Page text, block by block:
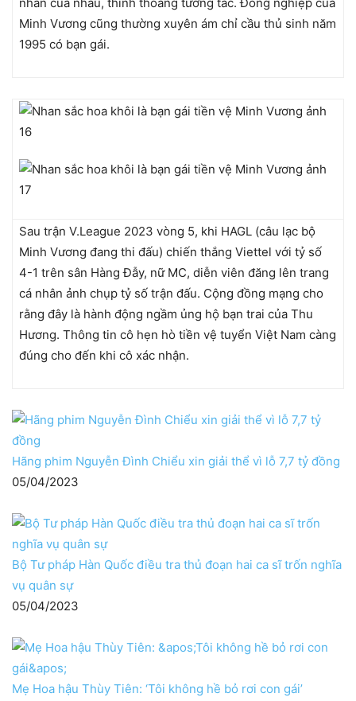
Minh Vương cũng thường xuyên ám chỉ cầu thủ sinh năm
1995 có bạn gái.
Sau trận V.League 2023 vòng 5, khi HAGL (câu lạc bộ
Minh Vương đang thi đấu) chiến thắng Viettel với tỷ số
4-1 trên sân Hàng Đẫy, nữ MC, diễn viên đăng lên trang
cá nhân ảnh chụp tỷ số trận đấu. Cộng đồng mạng cho
rằng đây là hành động ngầm ủng hộ bạn trai của Thu
Hương. Thông tin cô hẹn hò tiền vệ tuyển Việt Nam càng
đúng cho đến khi cô xác nhận.
Hãng phim Nguyễn Đình Chiểu xin giải thể vì lỗ 7,7 tỷ đồng
05/04/2023
Bộ Tư pháp Hàn Quốc điều tra thủ đoạn hai ca sĩ trốn nghĩa
vụ quân sự
05/04/2023
Mẹ Hoa hậu Thùy Tiên: ‘Tôi không hề bỏ rơi con gái’